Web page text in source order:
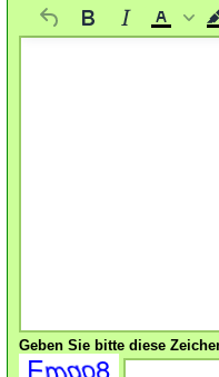
Geben Sie bitte diese